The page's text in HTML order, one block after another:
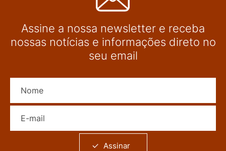
Assine a nossa newsletter e receba
nossas notícias e informações direto no
seu email
Assinar